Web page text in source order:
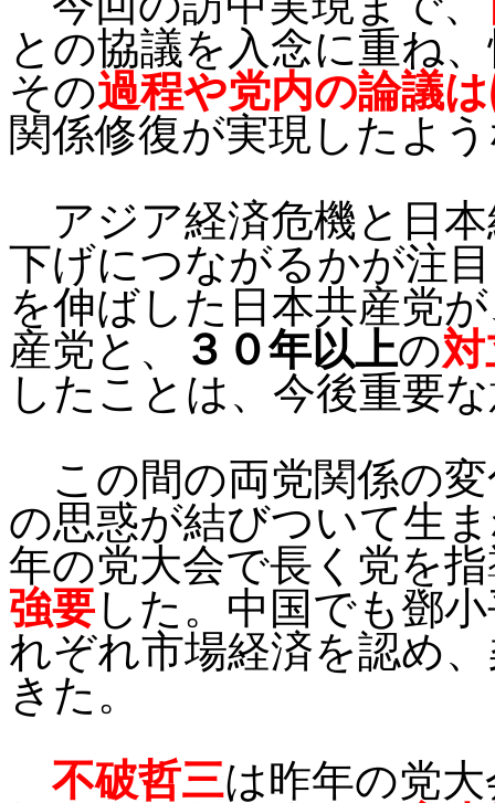
との協議を入念に重ね
その過程や党内の論議
関係修復が実現したよ
アジア経済危機と日
下げにつながるかが注
を伸ばした日本共産党
産党と、
３０年以上の
したことは、今後重要
この間の両党関係の変
の思惑が結びついて生
年の党大会で長く党を
強要した。中国でも鄧
れぞれ市場経済を認め
きた。
不破哲三は昨年の党